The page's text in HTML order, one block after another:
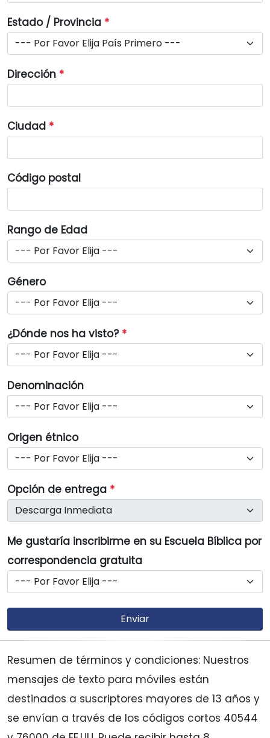
Estado / Provincia *
Dirección *
Ciudad *
Código postal
Rango de Edad
Género
¿Dónde nos ha visto? *
Denominación
Origen étnico
Opción de entrega *
Me gustaría inscribirme en su Escuela Bíblica por
correspondencia gratuita
Enviar
Resumen de términos y condiciones: Nuestros
mensajes de texto para móviles están
destinados a suscriptores mayores de 13 años y
se envían a través de los códigos cortos 40544